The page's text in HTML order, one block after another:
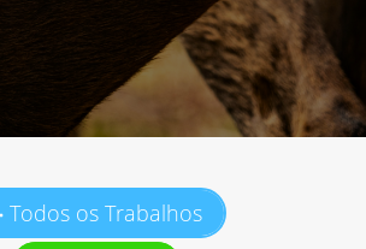
Todos os Trabalhos